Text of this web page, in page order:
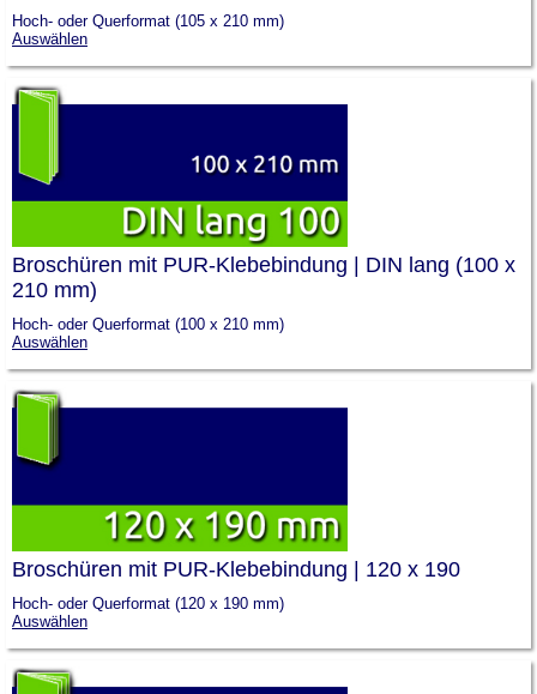
Hoch- oder Querformat (105 x 210 mm)
Auswählen
Broschüren mit PUR-Klebebindung | DIN lang (100 x
210 mm)
Hoch- oder Querformat (100 x 210 mm)
Auswählen
Broschüren mit PUR-Klebebindung | 120 x 190
Hoch- oder Querformat (120 x 190 mm)
Auswählen